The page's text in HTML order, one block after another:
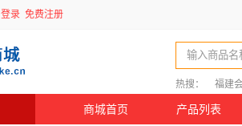
登录 免费注册
输入商品名
热搜： 福建
商城首页 产品列表